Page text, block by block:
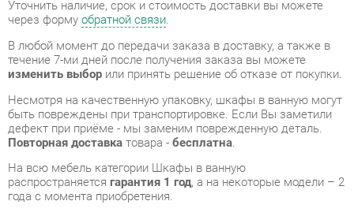
Несмотря на качественную упаковку, шкафы в ванную могут
быть повреждены при транспортировке. Если Вы заметили
дефект при приёме - мы заменим поврежденную деталь.
Повторная доставкатовара -бесплатна.
На всю мебель категории Шкафы в ванную
распространяетсягарантия 1 год, а на некоторые модели – 2
года с момента приобретения.
Пенал Corozo Corozo Айова 35 14862 Черный Белый- это
качественное изделие производстваCorozo
соответствующее современному государственному
стандарту.
Надеемся, вы останетесь довольны вашим приобретением, и